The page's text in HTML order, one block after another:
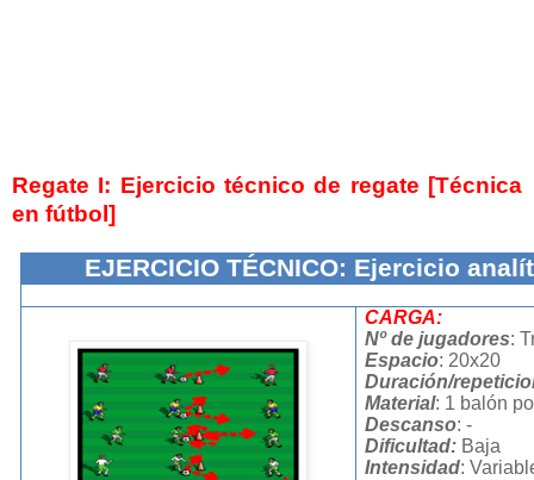
Regate I: Ejercicio técnico de regate [Técnica
en fútbol]
EJERCICIO TÉCNICO: Ejercicio
CARGA:
Nº de jugadores:
Espacio: 20x20
Duración/
Material: 1 balón
Descanso: -
Dificultad: Baja
Intensidad: